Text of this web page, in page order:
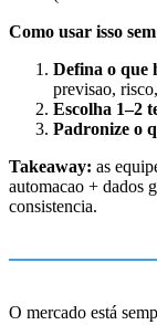
Como usar isso
Defina o que
previsao,
Escolha 1–2
Padronize o
Takeaway: as
automacao + dados
consistencia.
O mercado está